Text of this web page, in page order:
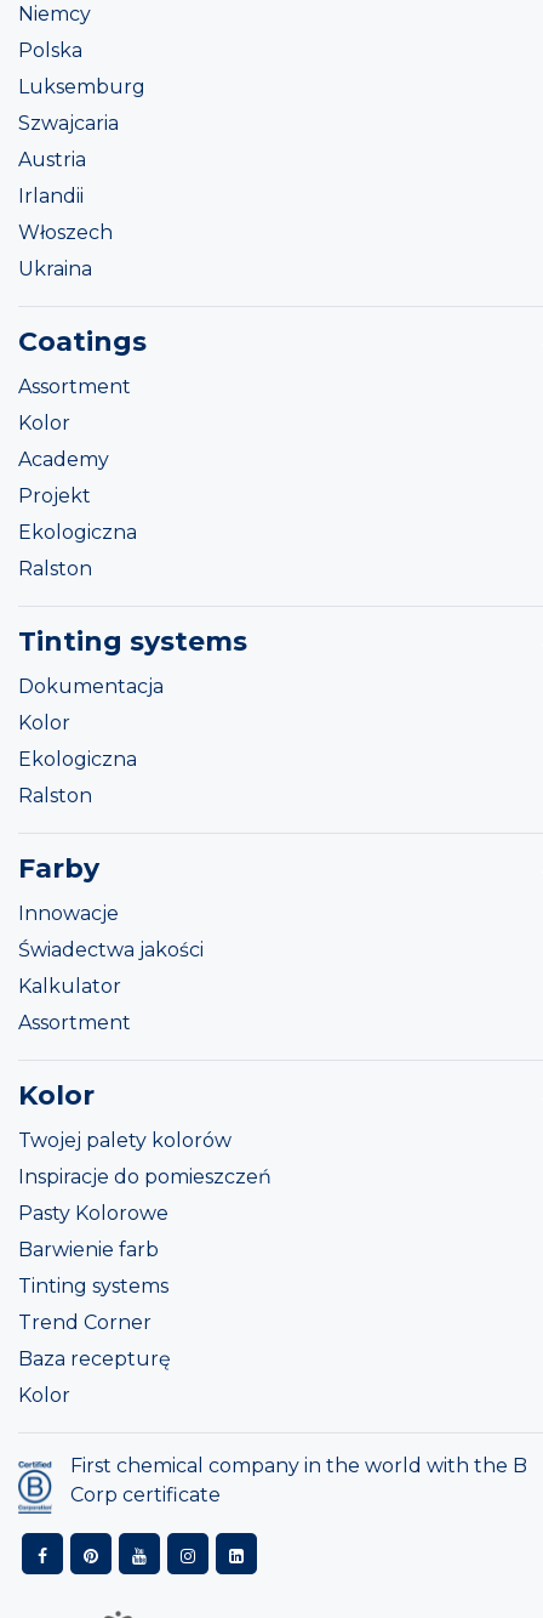
Niemcy
Polska
Luksemburg
Szwajcaria
Austria
Irlandii
Włoszech
Ukraina
Coatings
Assortment
Kolor
Academy
Projekt
Ekologiczna
Ralston
Tinting systems
Dokumentacja
Kolor
Ekologiczna
Ralston
Farby
Innowacje
Świadectwa jakości
Kalkulator
Assortment
Kolor
Twojej palety kolorów
Inspiracje do pomieszczeń
Pasty Kolorowe
Barwienie farb
Tinting systems
Trend Corner
Baza recepturę
Kolor
First chemical company in the world with the B
Corp certificate